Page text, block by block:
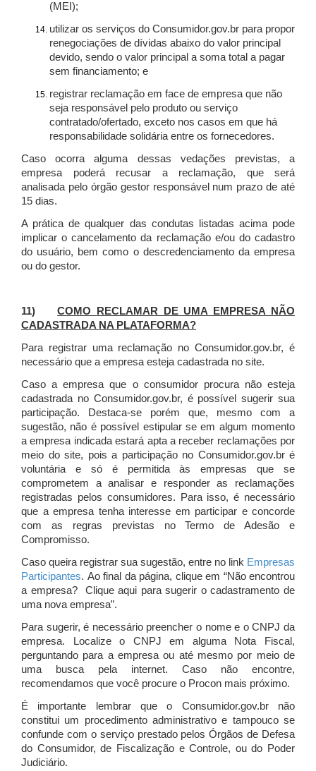
(MEI);
utilizar os serviços do Consumidor.gov.br para propor
renegociações de dívidas abaixo do valor principal
devido, sendo o valor principal a soma total a pagar
sem financiamento; e
registrar reclamação em face de empresa que não
seja responsável pelo produto ou serviço
contratado/ofertado, exceto nos casos em que há
responsabilidade solidária entre os fornecedores.
Caso ocorra alguma dessas vedações previstas, a
empresa poderá recusar a reclamação, que será
analisada pelo órgão gestor responsável num prazo de até
15 dias.
A prática de qualquer das condutas listadas acima pode
implicar o cancelamento da reclamação e/ou do cadastro
do usuário, bem como o descredenciamento da empresa
ou do gestor.
11)COMO RECLAMAR DE UMA EMPRESA NÃO
CADASTRADA NA PLATAFORMA?
Para registrar uma reclamação no Consumidor.gov.br, é
necessário que a empresa esteja cadastrada no site.
Caso a empresa que o consumidor procura não esteja
cadastrada no Consumidor.gov.br, é possível sugerir sua
participação. Destaca-se porém que, mesmo com a
sugestão, não é possível estipular se em algum momento
a empresa indicada estará apta a receber reclamações por
meio do site, pois a participação no Consumidor.gov.br é
voluntária e só é permitida às empresas que se
comprometem a analisar e responder as reclamações
registradas pelos consumidores. Para isso, é necessário
que a empresa tenha interesse em participar e concorde
com as regras previstas no Termo de Adesão e
Compromisso.
Caso queira registrar sua sugestão, entre no link Empresas
Participantes. Ao final da página, clique em “Não encontrou
a empresa? Clique aqui para sugerir o cadastramento de
uma nova empresa”.
Para sugerir, é necessário preencher o nome e o CNPJ da
empresa. Localize o CNPJ em alguma Nota Fiscal,
perguntando para a empresa ou até mesmo por meio de
uma busca pela internet. Caso não encontre,
recomendamos que você procure o Procon mais próximo.
É importante lembrar que o Consumidor.gov.br não
constitui um procedimento administrativo e tampouco se
confunde com o serviço prestado pelos Órgãos de Defesa
do Consumidor, de Fiscalização e Controle, ou do Poder
Judiciário.